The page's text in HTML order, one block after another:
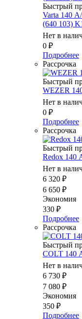
Быстрый
Varta 140
(640 103)
Нет в
0 ₽
Подробнее
Рассрочка
Быстрый
WEZER
Нет в
0 ₽
Подробнее
Рассрочка
Быстрый
Redox 140
Нет в
6 320 ₽
6 650 ₽
Экономия
330 ₽
Подробнее
Рассрочка
Быстрый
COLT 140
Нет в
6 730 ₽
7 080 ₽
Экономия
350 ₽
Подробнее